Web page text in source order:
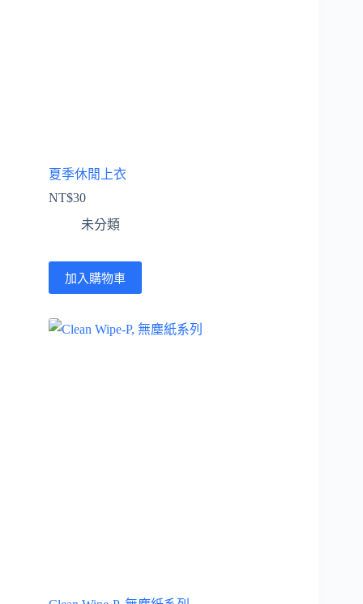
夏季休閒上衣
NT$30
未分類
加入購物車